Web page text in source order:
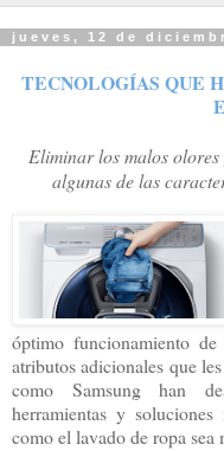
jueves, 12 de
TECNOLOGÍAS QUE
Eliminar los malos
algunas de las
óptimo funcionamiento
atributos adicionales que
como Samsung han
herramientas y
como el lavado de ropa